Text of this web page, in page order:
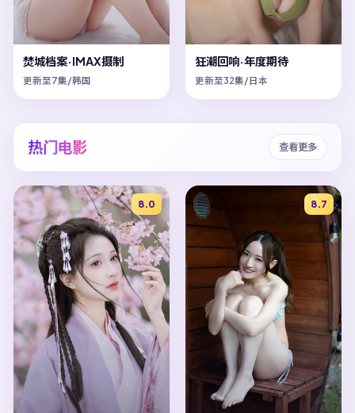
焚城档案·IMAX摄制
更新至7集/韩国
狂潮回响·年度期待
更新至32集/日本
热门电影 查看更多
8.0 8.7